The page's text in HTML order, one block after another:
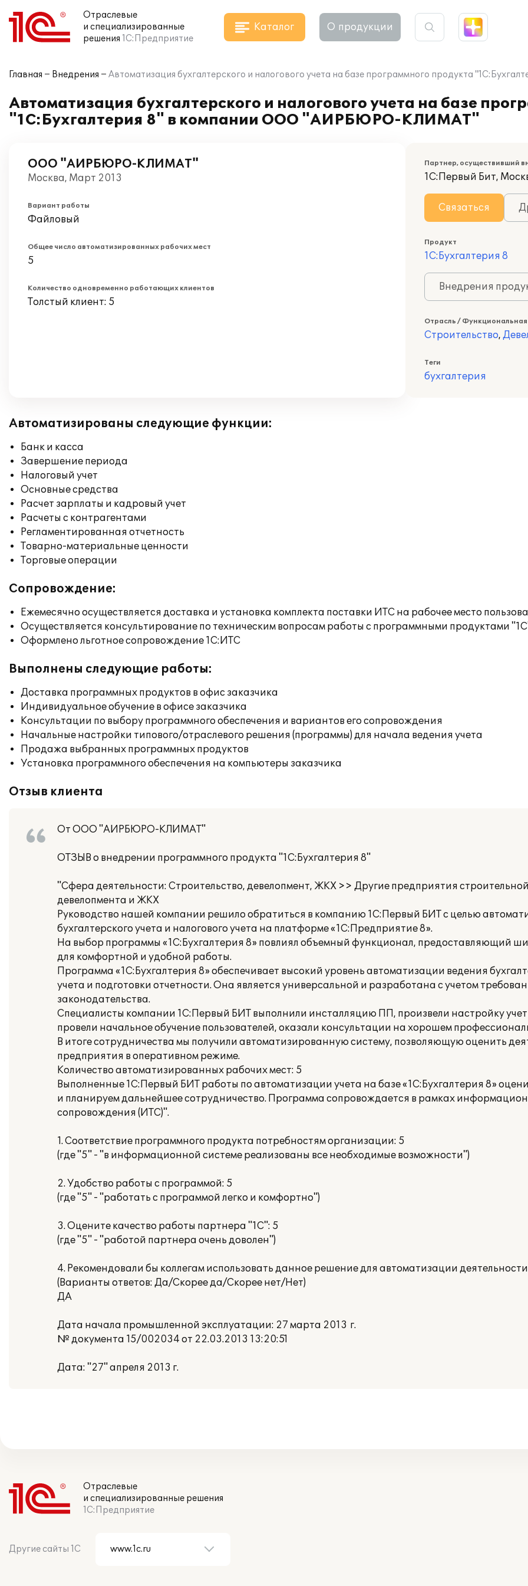
Отраслевые
и специализированные
решения 1С:Предприятие
Каталог О продукции
Главная Внедрения Автоматизация бухгалтерского и налогового учета на базе программного продукта
Автоматизация бухгалтерского и налогового учета на базе
"1С:Бухгалтерия 8" в компании ООО "АИРБЮРО-КЛИМАТ"
ООО "АИРБЮРО-КЛИМАТ"
Москва, Март 2013
Вариант работы
Файловый
Общее число автоматизированных рабочих мест
5
Количество одновременно работающих клиентов
Толстый клиент: 5
Партнер, осуществивший
1С:Первый Бит,
Связаться
Продукт
1С:Бухгалтерия 8
Внедрения
Отрасль / Функциональная
Строительство,
Теги
бухгалтерия
Автоматизированы следующие функции:
Банк и касса
Завершение периода
Налоговый учет
Основные средства
Расчет зарплаты и кадровый учет
Расчеты с контрагентами
Регламентированная отчетность
Товарно-материальные ценности
Торговые операции
Сопровождение:
Ежемесячно осуществляется доставка и установка комплекта поставки ИТС на рабочее место
Осуществляется консультирование по техническим вопросам работы с программными продуктами
Оформлено льготное сопровождение 1С:ИТС
Выполнены следующие работы:
Доставка программных продуктов в офис заказчика
Индивидуальное обучение в офисе заказчика
Консультации по выбору программного обеспечения и вариантов его сопровождения
Начальные настройки типового/отраслевого решения (программы) для начала ведения учета
Продажа выбранных программных продуктов
Установка программного обеспечения на компьютеры заказчика
Отзыв клиента
От ООО "АИРБЮРО-КЛИМАТ"
ОТЗЫВ о внедрении программного продукта "1С:Бухгалтерия 8"
"Сфера деятельности: Строительство, девелопмент, ЖКХ >> Другие предприятия
девелопмента и ЖКХ
Руководство нашей компании решило обратиться в компанию 1С:Первый БИТ с целью
бухгалтерского учета и налогового учета на платформе «1С:Предприятие 8».
На выбор программы «1С:Бухгалтерия 8» повлиял объемный функционал, предоставляющий
для комфортной и удобной работы.
Программа «1С:Бухгалтерия 8» обеспечивает высокий уровень автоматизации ведения
учета и подготовки отчетности. Она является универсальной и разработана с учетом
законодательства.
Специалисты компании 1С:Первый БИТ выполнили инсталляцию ПП, произвели настройку
провели начальное обучение пользователей, оказали консультации на хорошем
В итоге сотрудничества мы получили автоматизированную систему, позволяющую оценить
предприятия в оперативном режиме.
Количество автоматизированных рабочих мест: 5
Выполненные 1С:Первый БИТ работы по автоматизации учета на базе «1С:Бухгалтерия 8»
и планируем дальнейшее сотрудничество. Программа сопровождается в рамках
сопровождения (ИТС)".
1. Соответствие программного продукта потребностям организации: 5
(где "5" - "в информационной системе реализованы все необходимые возможности")
2. Удобство работы с программой: 5
(где "5" - "работать с программой легко и комфортно")
3. Оцените качество работы партнера "1С": 5
(где "5" - "работой партнера очень доволен")
4. Рекомендовали бы коллегам использовать данное решение для автоматизации
(Варианты ответов: Да/Скорее да/Скорее нет/Нет)
ДА
Дата начала промышленной эксплуатации: 27 марта 2013 г.
№ документа 15/002034 от 22.03.2013 13:20:51
Дата: "27" апреля 2013 г.
Отраслевые
и специализированные решения
1С:Предприятие
Другие сайты 1С